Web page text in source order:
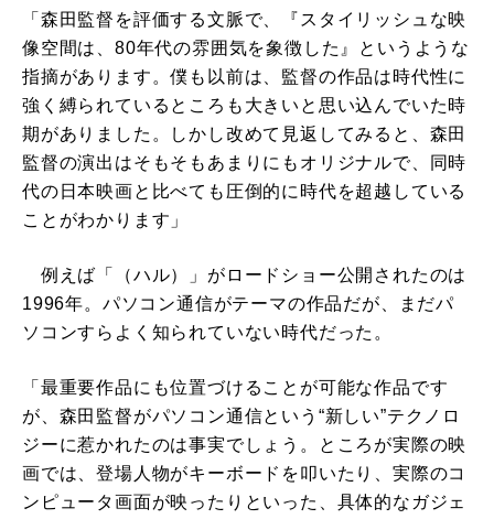
「森田監督を評価する文脈で、『スタイリッシュな映
像空間は、80年代の雰囲気を象徴した』というような
指摘があります。僕も以前は、監督の作品は時代性に
強く縛られているところも大きいと思い込んでいた時
期がありました。しかし改めて見返してみると、森田
監督の演出はそもそもあまりにもオリジナルで、同時
代の日本映画と比べても圧倒的に時代を超越している
ことがわかります」
例えば「（ハル）」がロードショー公開されたのは
1996年。パソコン通信がテーマの作品だが、まだパ
ソコンすらよく知られていない時代だった。
「最重要作品にも位置づけることが可能な作品です
が、森田監督がパソコン通信という“新しい”テクノロ
ジーに惹かれたのは事実でしょう。ところが実際の映
画では、登場人物がキーボードを叩いたり、実際のコ
ンピュータ画面が映ったりといった、具体的なガジェ